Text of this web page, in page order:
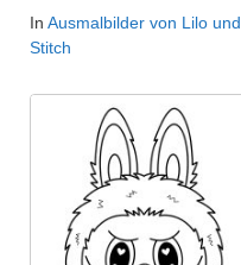
In Ausmalbilder von Lilo und
Stitch